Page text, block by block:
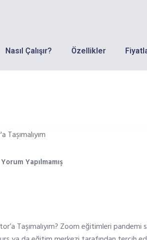
Nasıl Çalışır? Özellikler
Yorum Yapılmamış
Taşımalıyım? Zoom eğitimleri pandemi